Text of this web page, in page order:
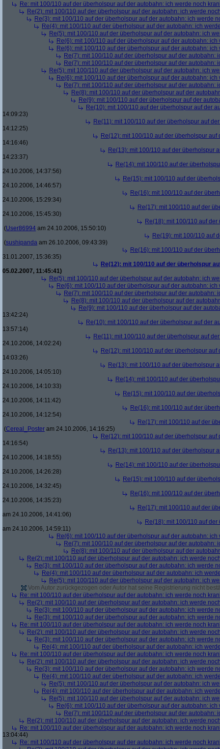
Re: mit 100/110 auf der überholspur auf der autobahn: ich werde noch
Re(2): mit 100/110 auf der überholspur auf der autobahn: ich werde
Re(3): mit 100/110 auf der überholspur auf der autobahn: ich werde
Re(4): mit 100/110 auf der überholspur auf der autobahn: ich
Re(5): mit 100/110 auf der überholspur auf der autobahn: ich
Re(6): mit 100/110 auf der überholspur auf der autobahn:
Re(6): mit 100/110 auf der überholspur auf der autobahn:
Re(7): mit 100/110 auf der überholspur auf der autobahn:
Re(7): mit 100/110 auf der überholspur auf der autobahn:
Re(5): mit 100/110 auf der überholspur auf der autobahn: ich
Re(6): mit 100/110 auf der überholspur auf der autobahn:
Re(7): mit 100/110 auf der überholspur auf der autobahn:
Re(8): mit 100/110 auf der überholspur auf der
Re(9): mit 100/110 auf der überholspur auf der
Re(10): mit 100/110 auf der überholspur auf der
14:09:23)
Re(11): mit 100/110 auf der überholspur auf
14:12:25)
Re(12): mit 100/110 auf der überholspur
14:16:46)
Re(13): mit 100/110 auf der überholspur
14:23:37)
Re(14): mit 100/110 auf der
24.10.2006, 14:37:56)
Re(15): mit 100/110 auf der
24.10.2006, 14:46:57)
Re(16): mit 100/110 auf der
24.10.2006, 15:29:34)
Re(17): mit 100/110 auf der
24.10.2006, 15:45:30)
Re(18): mit 100/110 auf
(User86994 am 24.10.2006, 15:50:10)
Re(19): mit 100/110 auf
(sushipanda am 26.10.2006, 09:43:39)
Re(16): mit 100/110 auf der
31.01.2007, 15:36:35)
Re(12): mit 100/110 auf der überholspur
05.02.2007, 11:45:41)
Re(5): mit 100/110 auf der überholspur auf der autobahn: ich
Re(6): mit 100/110 auf der überholspur auf der autobahn:
Re(7): mit 100/110 auf der überholspur auf der autobahn:
Re(8): mit 100/110 auf der überholspur auf der
Re(9): mit 100/110 auf der überholspur auf der
13:42:24)
Re(10): mit 100/110 auf der überholspur auf der
13:57:14)
Re(11): mit 100/110 auf der überholspur auf
24.10.2006, 14:02:24)
Re(12): mit 100/110 auf der überholspur
14:03:26)
Re(13): mit 100/110 auf der überholspur
24.10.2006, 14:05:10)
Re(14): mit 100/110 auf der
24.10.2006, 14:10:33)
Re(15): mit 100/110 auf der
24.10.2006, 14:11:42)
Re(16): mit 100/110 auf der
24.10.2006, 14:12:54)
Re(17): mit 100/110 auf der
(Cereal_Poster am 24.10.2006, 14:16:25)
Re(12): mit 100/110 auf der überholspur
14:16:54)
Re(13): mit 100/110 auf der überholspur
24.10.2006, 14:18:55)
Re(14): mit 100/110 auf der
24.10.2006, 14:26:28)
Re(15): mit 100/110 auf der
24.10.2006, 14:32:45)
Re(16): mit 100/110 auf der
24.10.2006, 14:35:23)
Re(17): mit 100/110 auf der
am 24.10.2006, 14:41:06)
Re(18): mit 100/110 auf
am 24.10.2006, 14:59:11)
Re(6): mit 100/110 auf der überholspur auf der autobahn:
Re(7): mit 100/110 auf der überholspur auf der autobahn:
Re(8): mit 100/110 auf der überholspur auf der
Re(2): mit 100/110 auf der überholspur auf der autobahn: ich werde
Re(3): mit 100/110 auf der überholspur auf der autobahn: ich werde
Re(4): mit 100/110 auf der überholspur auf der autobahn: ich
Re(5): mit 100/110 auf der überholspur auf der autobahn: ich
Vom Autor zurückgezogen oder Autor hat seine Registrierung nicht
Re: mit 100/110 auf der überholspur auf der autobahn: ich werde noch
Re(2): mit 100/110 auf der überholspur auf der autobahn: ich werde
Re(3): mit 100/110 auf der überholspur auf der autobahn: ich werde
Re(3): mit 100/110 auf der überholspur auf der autobahn: ich werde
Re: mit 100/110 auf der überholspur auf der autobahn: ich werde noch
Re(2): mit 100/110 auf der überholspur auf der autobahn: ich werde
Re(3): mit 100/110 auf der überholspur auf der autobahn: ich werde
Re(4): mit 100/110 auf der überholspur auf der autobahn: ich
Re: mit 100/110 auf der überholspur auf der autobahn: ich werde noch
Re(2): mit 100/110 auf der überholspur auf der autobahn: ich werde
Re(3): mit 100/110 auf der überholspur auf der autobahn: ich werde
Re(4): mit 100/110 auf der überholspur auf der autobahn: ich
Re(5): mit 100/110 auf der überholspur auf der autobahn: ich
Re(4): mit 100/110 auf der überholspur auf der autobahn: ich
Re(5): mit 100/110 auf der überholspur auf der autobahn: ich
Re(6): mit 100/110 auf der überholspur auf der autobahn:
Re(7): mit 100/110 auf der überholspur auf der autobahn:
Re(2): mit 100/110 auf der überholspur auf der autobahn: ich werde
Re: mit 100/110 auf der überholspur auf der autobahn: ich werde noch
13:04:44)
Re: mit 100/110 auf der überholspur auf der autobahn: ich werde noch